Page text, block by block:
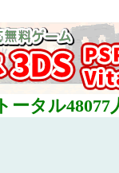
ータル48077